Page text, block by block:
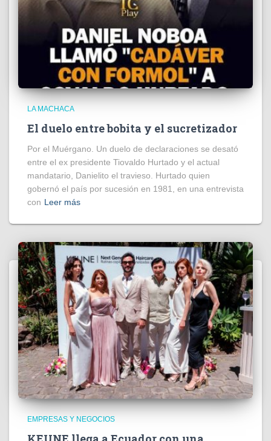
LA MACHACA
El duelo entre bobita y el sucretizador
Por el Muérgano. Un duelo de declaraciones se desató
entre el ex presidente Tiovaldo Hurtado y el actual
mandatario, Danielito el travieso. Hurtado quien
gobernó el país por sucesión en 1981, en una entrevista
con Leer más
EMPRESAS Y NEGOCIOS